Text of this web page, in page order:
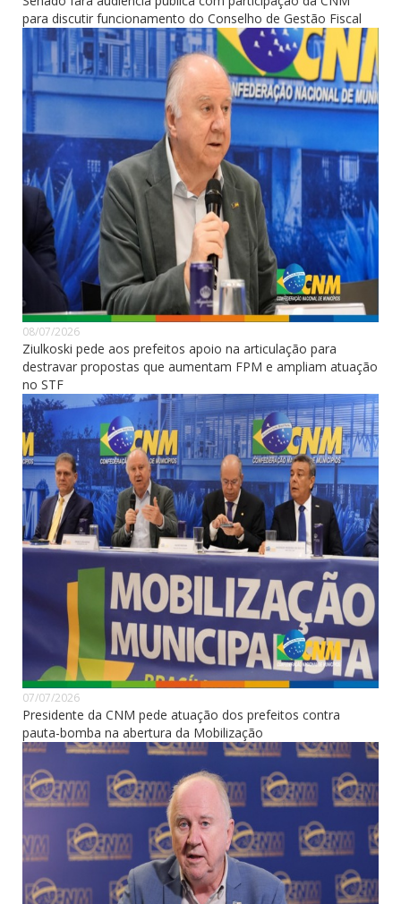
para discutir funcionamento do Conselho de Gestão Fiscal
08/07/2026
Ziulkoski pede aos prefeitos apoio na articulação para
destravar propostas que aumentam FPM e ampliam atuação
no STF
07/07/2026
Presidente da CNM pede atuação dos prefeitos contra
pauta-bomba na abertura da Mobilização